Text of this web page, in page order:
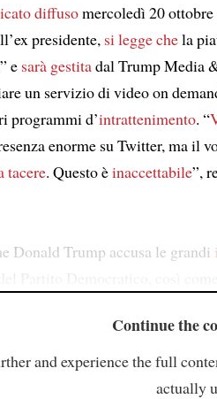
diffusomercoledì 20
presidente, si legge chela
e sarà gestitadal Trump Media
un servizio di video on
programmi d’intrattenimento. “
enorme su Twitter, ma il
tacere. Questo èinaccettabile”,
Donald Trump accusa le grandi
Continue the
and experience the full
actually